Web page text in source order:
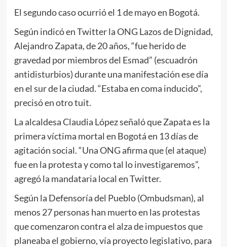
El segundo caso ocurrió el 1 de mayo en Bogotá.
Según indicó en Twitter la ONG Lazos de Dignidad,
Alejandro Zapata, de 20 años, “fue herido de
gravedad por miembros del Esmad” (escuadrón
antidisturbios) durante una manifestación ese día
en el sur de la ciudad. “Estaba en coma inducido”,
precisó en otro tuit.
La alcaldesa Claudia López señaló que Zapata es la
primera víctima mortal en Bogotá en 13 días de
agitación social. “Una ONG afirma que (el ataque)
fue en la protesta y como tal lo investigaremos”,
agregó la mandataria local en Twitter.
Según la Defensoría del Pueblo (Ombudsman), al
menos 27 personas han muerto en las protestas
que comenzaron contra el alza de impuestos que
planeaba el gobierno, vía proyecto legislativo, para